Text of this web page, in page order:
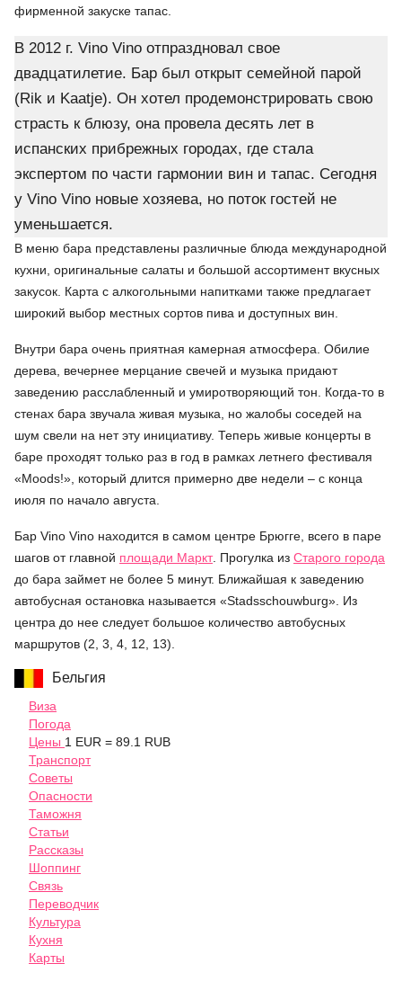
фирменной закуске тапас.
В 2012 г. Vino Vino отпраздновал свое
двадцатилетие. Бар был открыт семейной парой
(Rik и Kaatje). Он хотел продемонстрировать свою
страсть к блюзу, она провела десять лет в
испанских прибрежных городах, где стала
экспертом по части гармонии вин и тапас. Сегодня
у Vino Vino новые хозяева, но поток гостей не
уменьшается.
В меню бара представлены различные блюда международной
кухни, оригинальные салаты и большой ассортимент вкусных
закусок. Карта с алкогольными напитками также предлагает
широкий выбор местных сортов пива и доступных вин.
Внутри бара очень приятная камерная атмосфера. Обилие
дерева, вечернее мерцание свечей и музыка придают
заведению расслабленный и умиротворяющий тон. Когда-то в
стенах бара звучала живая музыка, но жалобы соседей на
шум свели на нет эту инициативу. Теперь живые концерты в
баре проходят только раз в год в рамках летнего фестиваля
«Moods!», который длится примерно две недели – с конца
июля по начало августа.
Бар Vino Vino находится в самом центре Брюгге, всего в паре
шагов от главной площади Маркт. Прогулка из Старого города
до бара займет не более 5 минут. Ближайшая к заведению
автобусная остановка называется «Stadsschouwburg». Из
центра до нее следует большое количество автобусных
маршрутов (2, 3, 4, 12, 13).
Бельгия
Виза
Погода
Цены 1 EUR = 89.1 RUB
Транспорт
Советы
Опасности
Таможня
Статьи
Рассказы
Шоппинг
Связь
Переводчик
Культура
Кухня
Карты